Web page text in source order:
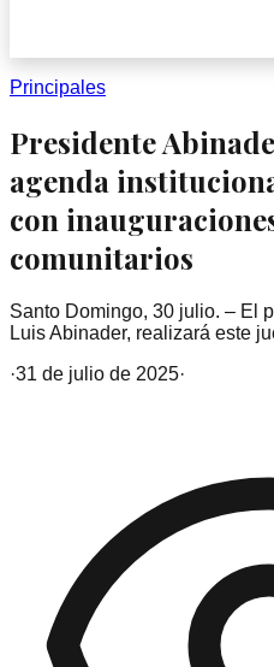
Principales
Presidente
agenda
con
comunitarios
Santo Domingo, 30 julio. – El
Luis Abinader, realizará este
·31 de julio de 2025·